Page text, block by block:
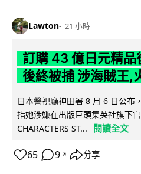
Lawton 21 小時
訂購 43 億日元精品
後終被捕 涉海賊王,
日本警視廳神田署 8 月 6 日公布
指她涉嫌在出版巨頭集英社旗下
CHARACTERS ST...
閱讀全文
65 9 ↗ 分享